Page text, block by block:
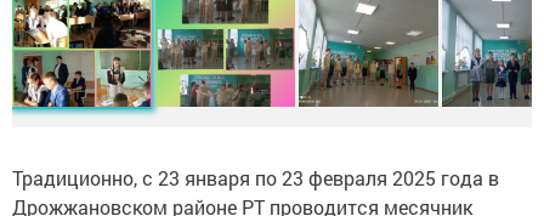
Традиционно, с 23 января по 23 февраля 2025 года в
Дрожжановском районе РТ проводится месячник